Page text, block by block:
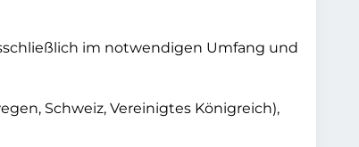
im notwendigen Umfang und
Schweiz, Vereinigtes Königreich),